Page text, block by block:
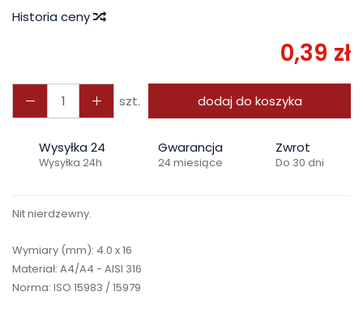
Historia ceny
0,39 zł
szt. dodaj do koszyka
Wysyłka 24
Wysyłka 24h
Gwarancja
24 miesiące
Zwrot
Do 30 dni
Nit nierdzewny.
Wymiary (mm): 4.0 x 16
Materiał: A4/A4 - AISI 316
Norma: ISO 15983 / 15979